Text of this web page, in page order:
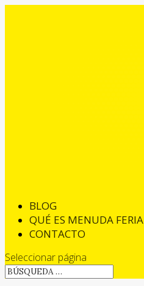
BLOG
QUÉ ES MENUDA FERIA
CONTACTO
Seleccionar página